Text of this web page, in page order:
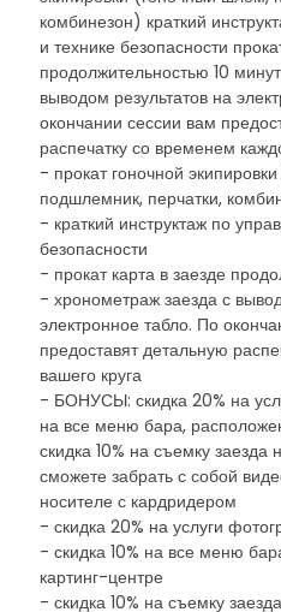
комбинезон) краткий
и технике безопасности
продолжительностью 10
выводом результатов на
окончании сессии вам
распечатку со временем
- прокат гоночной
подшлемник, перчатки,
- краткий инструктаж по
безопасности
- прокат карта в заезде
- хронометраж заезда с
электронное табло. По
предоставят детальную
вашего круга
- БОНУСЫ: скидка 20% на
на все меню бара,
скидка 10% на съемку
сможете забрать с собой
носителе с кардридером
- скидка 20% на услуги
- скидка 10% на все меню
картинг-центре
- скидка 10% на съемку